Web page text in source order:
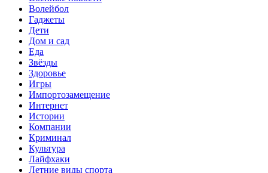
Волейбол
Гаджеты
Дети
Дом и сад
Еда
Звёзды
Здоровье
Игры
Импортозамещение
Интернет
Истории
Компании
Криминал
Культура
Лайфхаки
Летние виды спорта